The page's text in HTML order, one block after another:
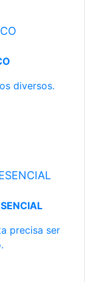
diversos.
precisa ser